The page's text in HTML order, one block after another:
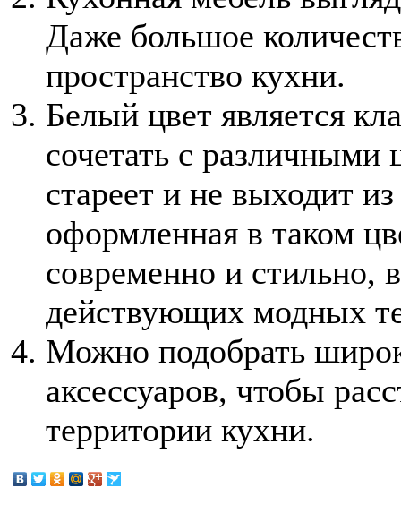
Даже большое
пространство кухни.
Белый цвет является
сочетать с
стареет и не выходит
оформленная в таком
современно и стильно,
действующих модных
Можно подобрать
аксессуаров, чтобы
территории кухни.